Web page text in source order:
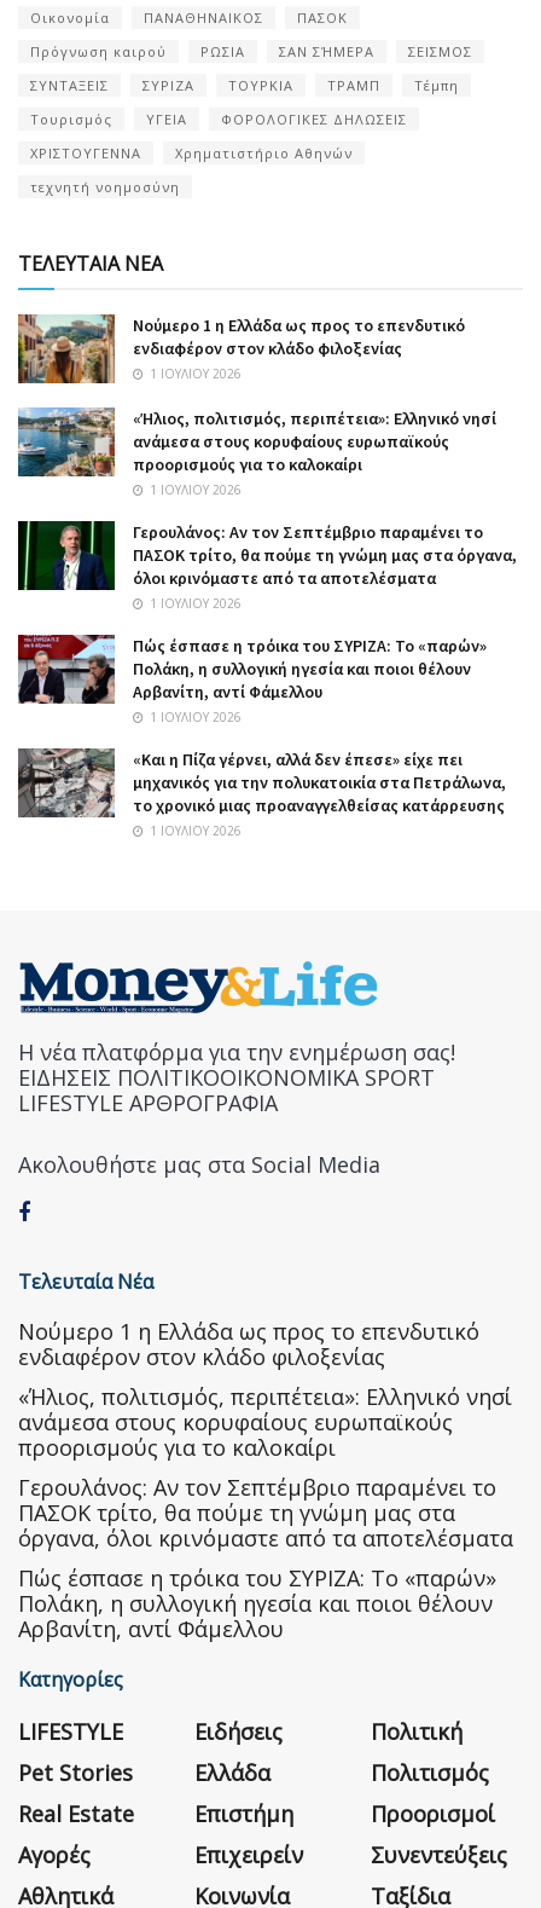
Οικονομία
ΠΑΝΑΘΗΝΑΙΚΟΣ
ΠΑΣΟΚ
Πρόγνωση καιρού
ΡΩΣΙΑ ΣΑΝ ΣΉΜΕΡΑ
ΣΕΙΣΜΟΣ
ΣΥΝΤΑΞΕΙΣ
ΣΥΡΙΖΑ ΤΟΥΡΚΙΑ ΤΡΑΜΠ
Τέμπη
Τουρισμός
ΥΓΕΙΑ
ΦΟΡΟΛΟΓΙΚΕΣ ΔΗΛΩΣΕΙΣ
ΧΡΙΣΤΟΥΓΕΝΝΑ
Χρηματιστήριο Αθηνών
τεχνητή νοημοσύνη
ΤΕΛΕΥΤΑΙΑ ΝΕΑ
Nούμερο 1 η Ελλάδα ως προς το επενδυτικό
ενδιαφέρον στον κλάδο φιλοξενίας
1 ΙΟΥΛΊΟΥ 2026
«Ήλιος, πολιτισμός, περιπέτεια»: Ελληνικό νησί
ανάμεσα στους κορυφαίους ευρωπαϊκούς
προορισμούς για το καλοκαίρι
1 ΙΟΥΛΊΟΥ 2026
Γερουλάνος: Αν τον Σεπτέμβριο παραμένει το
ΠΑΣΟΚ τρίτο, θα πούμε τη γνώμη μας στα όργανα,
όλοι κρινόμαστε από τα αποτελέσματα
1 ΙΟΥΛΊΟΥ 2026
Πώς έσπασε η τρόικα του ΣΥΡΙΖΑ: Το «παρών»
Πολάκη, η συλλογική ηγεσία και ποιοι θέλουν
Αρβανίτη, αντί Φάμελλου
1 ΙΟΥΛΊΟΥ 2026
«Και η Πίζα γέρνει, αλλά δεν έπεσε» είχε πει
μηχανικός για την πολυκατοικία στα Πετράλωνα,
το χρονικό μιας προαναγγελθείσας κατάρρευσης
1 ΙΟΥΛΊΟΥ 2026
Η νέα πλατφόρμα για την ενημέρωση σας!
ΕΙΔΗΣΕΙΣ ΠΟΛΙΤΙΚΟΟΙΚΟΝΟΜΙΚΑ SPORT
LIFESTYLE ΑΡΘΡΟΓΡΑΦΙΑ
Ακολουθήστε μας στα Social Media
Τελευταία Νέα
Nούμερο 1 η Ελλάδα ως προς το επενδυτικό
ενδιαφέρον στον κλάδο φιλοξενίας
«Ήλιος, πολιτισμός, περιπέτεια»: Ελληνικό νησί
ανάμεσα στους κορυφαίους ευρωπαϊκούς
προορισμούς για το καλοκαίρι
Γερουλάνος: Αν τον Σεπτέμβριο παραμένει το
ΠΑΣΟΚ τρίτο, θα πούμε τη γνώμη μας στα
όργανα, όλοι κρινόμαστε από τα αποτελέσματα
Πώς έσπασε η τρόικα του ΣΥΡΙΖΑ: Το «παρών»
Πολάκη, η συλλογική ηγεσία και ποιοι θέλουν
Αρβανίτη, αντί Φάμελλου
Κατηγορίες
LIFESTYLE
Pet Stories
Real Estate
Αγορές
Αθλητικά
Ειδήσεις
Ελλάδα
Επιστήμη
Επιχειρείν
Κοινωνία
Πολιτική
Πολιτισμός
Προορισμοί
Συνεντεύξεις
Ταξίδια